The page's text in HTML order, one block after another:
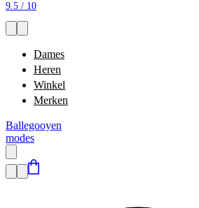
9.5 / 10
Dames
Heren
Winkel
Merken
Ballegooyen
modes